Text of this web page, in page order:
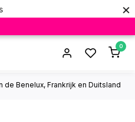
×
0
de Benelux, Frankrijk en Duitsland